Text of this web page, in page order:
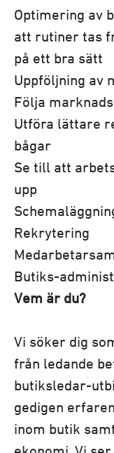
Optimering av
att rutiner tas
på ett bra sätt
Uppföljning av
Följa
Utföra lättare
bågar
Se till att
upp
Rekrytering
Butiks-
Vem är du?
Vi söker dig
från ledande
butiksledar-
gedigen
inom butik